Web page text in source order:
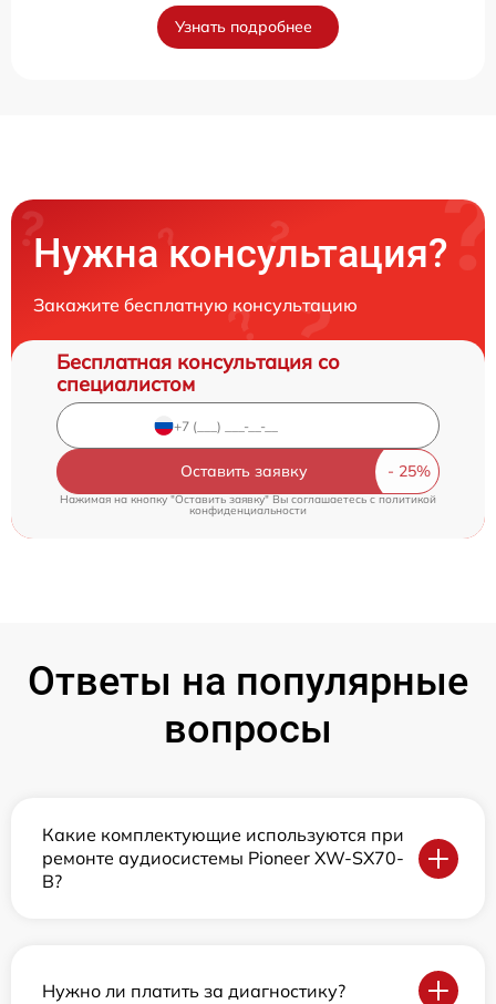
Узнать подробнее
Нужна консультация?
Закажите бесплатную консультацию
Бесплатная консультация со
специалистом
Оставить заявку
Нажимая на кнопку "Оставить заявку" Вы соглашаетесь c политикой
конфиденциальности
Ответы на популярные
вопросы
Какие комплектующие используются при
ремонте аудиосистемы Pioneer XW-SX70-
B?
Нужно ли платить за диагностику?